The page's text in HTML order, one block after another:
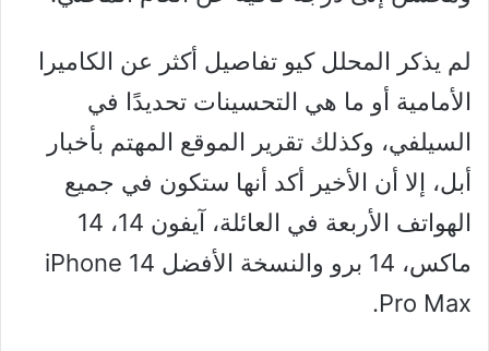
لم يذكر المحلل كيو تفاصيل أكثر عن الكاميرا
الأمامية أو ما هي التحسينات تحديدًا في
السيلفي، وكذلك تقرير الموقع المهتم بأخبار
أبل، إلا أن الأخير أكد أنها ستكون في جميع
الهواتف الأربعة في العائلة، آيفون 14، 14
ماكس، 14 برو والنسخة الأفضل iPhone 14
Pro Max.